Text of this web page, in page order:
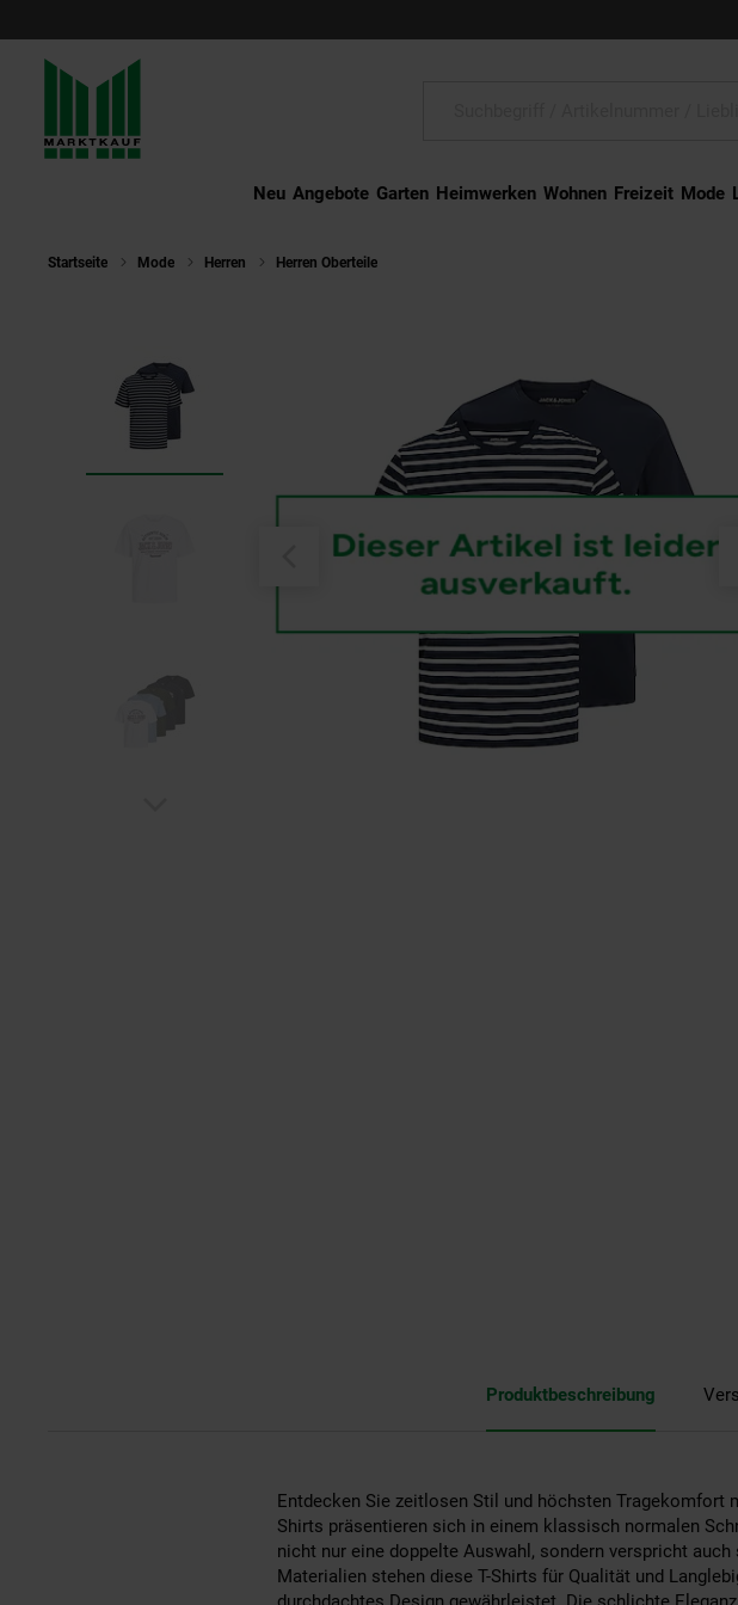
Neu Angebote Garten Heimwerken Wohnen Freizeit Mode
Startseite Mode Herren Herren Oberteile
Produktbeschreibung
Entdecken Sie zeitlosen Stil und höchsten Tragekomfort
Shirts präsentieren sich in einem klassisch normalen
nicht nur eine doppelte Auswahl, sondern verspricht
Materialien stehen diese T-Shirts für Qualität und